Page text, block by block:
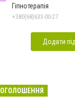
Гіпнотерапія
+380(68)633-00-27
Додати
ОГОЛОШЕННЯ